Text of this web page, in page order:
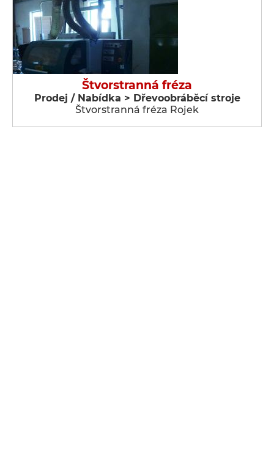
Štvorstranná fréza
Prodej / Nabídka > Dřevoobráběcí stroje
Štvorstranná fréza Rojek